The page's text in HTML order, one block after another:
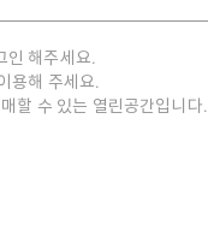
인 해주세요.
용해 주세요.
할 수 있는 열린공간입니다.